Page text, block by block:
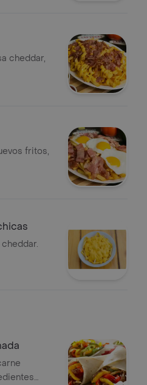
cheddar,
fritos,